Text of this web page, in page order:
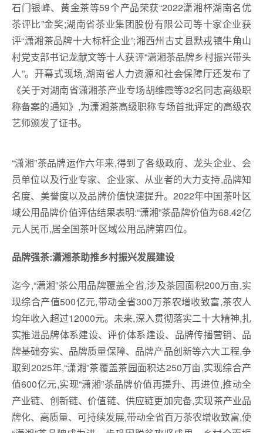
石门银峰、黄金茶等59个产品荣获“2022潇湘杯湖南名优
茶评比”金奖;湖南省茶业集团股份有限公司等十家企业获
评“潇湘茶品牌十大标杆企业”;湘西州古丈县默戎镇牛角山
村党支部书记龙献文等十人获评“潇湘茶品牌乡村振兴带头
人”。开幕式现场,湖南省人力资源和社会保障厅还发布了
《关于对湖南省潇湘茶产业专场胡维霞等32名同志高级职
称备案的通知》,为潇湘茶高级职称专场首批评定的高级农
艺师颁发了证书。
“潇湘”茶品牌运作六年来,得到了各级政府、龙头企业、会
员单位以及行业专家、企业家、从业者的大力支持,品牌知
名度、美誉度以及品牌价值快速提升。2022年中国茶叶区
域公用品牌价值评估结果表明:“潇湘”茶品牌价值为68.42亿
元人民币,居全国茶叶区域公用品牌第四位。
品牌强茶:潇湘茶助推乡村振兴发展建设
迄今,“潇湘”茶公用品牌覆盖全省,涉及茶园面积200万亩,实
现综合产值500亿元,带动全省300万茶农增收致富,茶农人
均年收入超过12000元。未来,深入贯彻落实二十大精神,扎
实推进品牌体系建设、评价体系建设、品牌传播营销、品
牌基础夯实、品牌质量保障、品牌产品创新等六大工程,争
取到2025年,“潇湘”茶覆盖茶园面积达250万亩,实现综合产
值600亿元,实现“潇湘”茶品牌价值再提升、再进位,推动全
产业链、创新链、价值链、供应链更加完备,实现茶产业品
牌化、高质量、可持续发展,带动全省百万茶农增收致富,使